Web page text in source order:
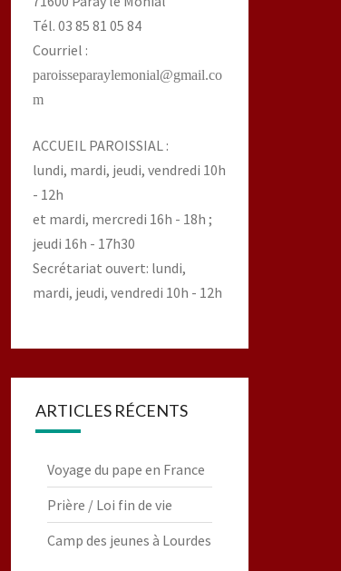
Tél. 03 85 81 05 84
Courriel :
paroisseparaylemonial@gmail.co
m
ACCUEIL PAROISSIAL :
lundi, mardi, jeudi, vendredi 10h
- 12h
et mardi, mercredi 16h - 18h ;
jeudi 16h - 17h30
Secrétariat ouvert: lundi,
mardi, jeudi, vendredi 10h - 12h
ARTICLES RÉCENTS
Voyage du pape en France
Prière / Loi fin de vie
Camp des jeunes à Lourdes